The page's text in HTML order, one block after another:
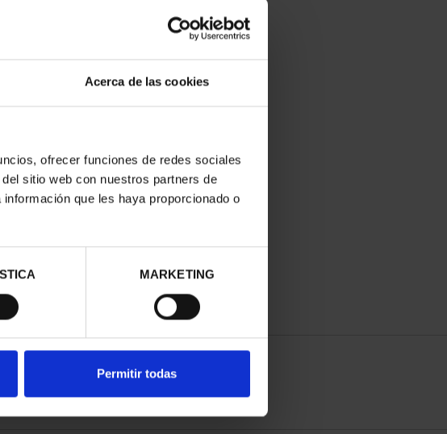
Acerca de las cookies
ofrecer funciones de redes sociales
sitio web con nuestros partners de
que les haya proporcionado o
MARKETING
Permitir todas